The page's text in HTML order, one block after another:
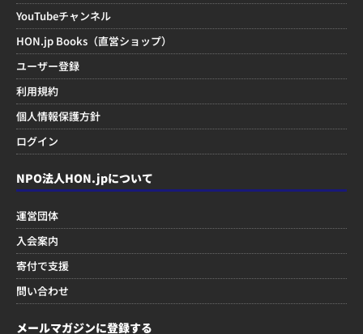
YouTubeチャンネル
HON.jp Books（直営ショップ）
ユーザー登録
利用規約
個人情報保護方針
ログイン
NPO法人HON.jpについて
運営団体
入会案内
寄付で支援
問い合わせ
メールマガジンに登録する